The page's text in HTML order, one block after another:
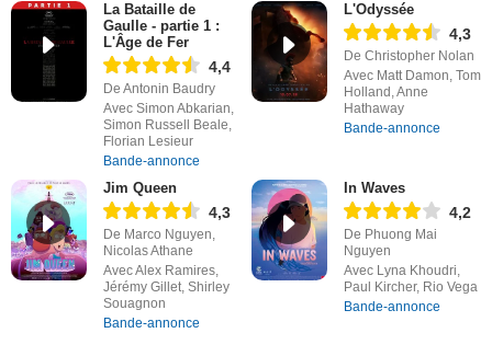
La Bataille de
Gaulle - partie 1 :
L'Âge de Fer
4,4
De Antonin Baudry
Avec Simon Abkarian,
Simon Russell Beale,
Florian Lesieur
Bande-annonce
L'Odyssée
4,3
De Christopher Nolan
Avec Matt Damon, Tom
Holland, Anne
Hathaway
Bande-annonce
Jim Queen
4,3
De Marco Nguyen,
Nicolas Athane
Avec Alex Ramires,
Jérémy Gillet, Shirley
Souagnon
Bande-annonce
In Waves
4,2
De Phuong Mai
Nguyen
Avec Lyna Khoudri,
Paul Kircher, Rio Vega
Bande-annonce